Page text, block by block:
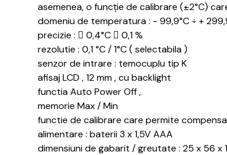
asemenea, o funcție de calibrare (±2°C)
domeniu de temperatura : - 99,9°C ÷ +
precizie :  0,4°C  0,1 %
rezolutie : 0,1 °C / 1°C ( selectabila )
senzor de intrare : temocuplu tip K
afisaj LCD , 12 mm , cu backlight
functia Auto Power Off ,
memorie Max / Min
functie de calibrare care permite
alimentare : baterii 3 x 1,5V AAA
dimensiuni de gabarit / greutate : 25 x 56 x